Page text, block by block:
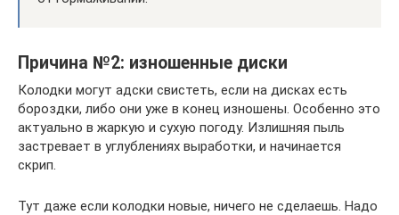
Причина №2: изношенные диски
Колодки могут адски свистеть, если на дисках есть
бороздки, либо они уже в конец изношены. Особенно это
актуально в жаркую и сухую погоду. Излишняя пыль
застревает в углублениях выработки, и начинается
скрип.
Тут даже если колодки новые, ничего не сделаешь. Надо